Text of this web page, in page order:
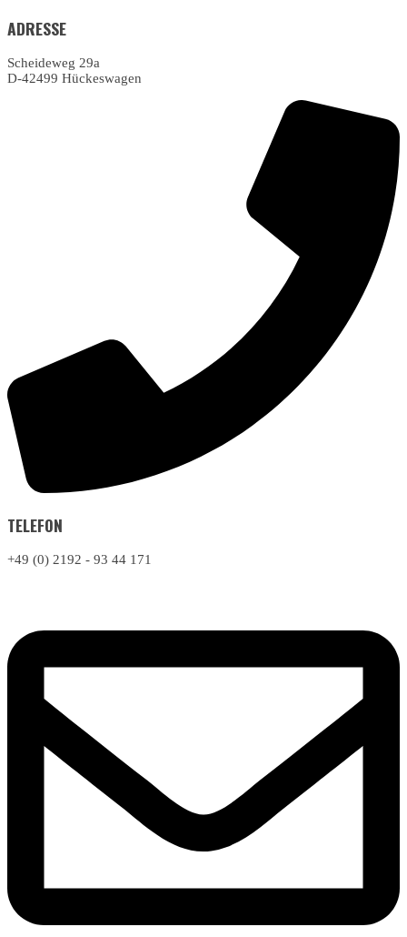
ADRESSE
Scheideweg 29a
D-42499 Hückeswagen
TELEFON
+49 (0) 2192 - 93 44 171